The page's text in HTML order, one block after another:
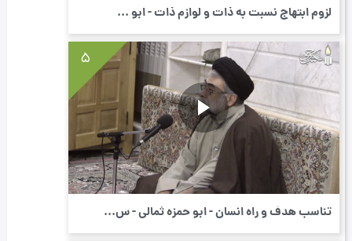
لزوم ابتهاج نسبت به ذات و لوازم ذات - ابو ...
5
تناسب هدف و راه انسان - ابو حمزه ثمالی - س...